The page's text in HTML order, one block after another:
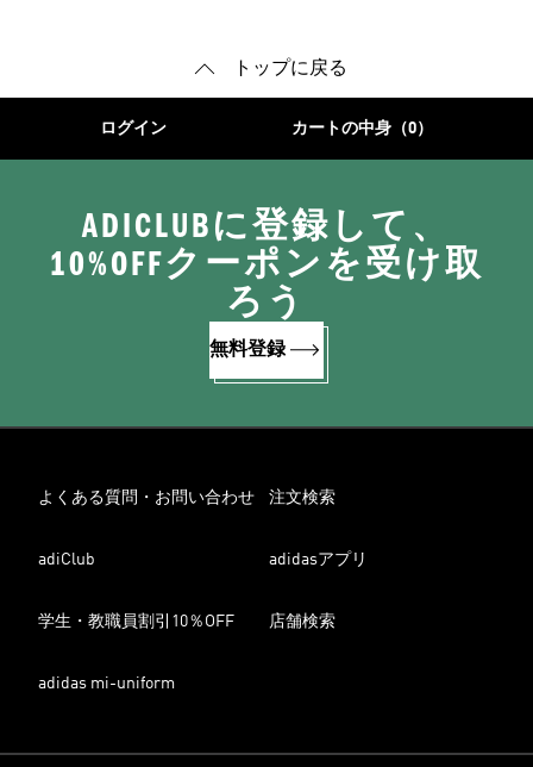
トップに戻る
ログイン カートの中身（0）
ADICLUBに登録して、
10%OFFクーポンを受け取
ろう
無料登録
よくある質問・お問い合わせ 注文検索
adiClub adidasアプリ
学生・教職員割引10％OFF 店舗検索
adidas mi-uniform